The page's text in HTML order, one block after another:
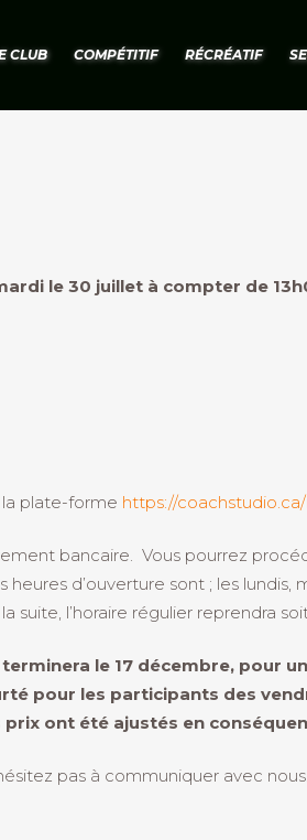
CLUB COMPÉTITIF RÉCRÉATIF
le 30 juillet à compter de
plate-forme https://
bancaire. Vous pourrez
d’ouverture sont ; les lundis,
l’horaire régulier reprendra
le 17 décembre, pour
pour les participants des
ont été ajustés en
pas à communiquer avec nous.